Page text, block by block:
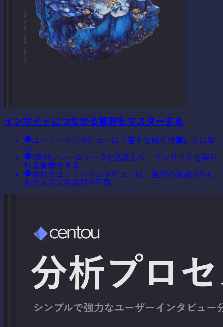
インサイトにつながる質問をマスターする
ユーザーインタビューは「答えを聞く仕事」ではな
い
SPAIフレームワークを活用して、インサイトを得ら
れる質問をする
優れたユーザーインタビューは、当初の仮説以外に
もさまざまな応用が可能